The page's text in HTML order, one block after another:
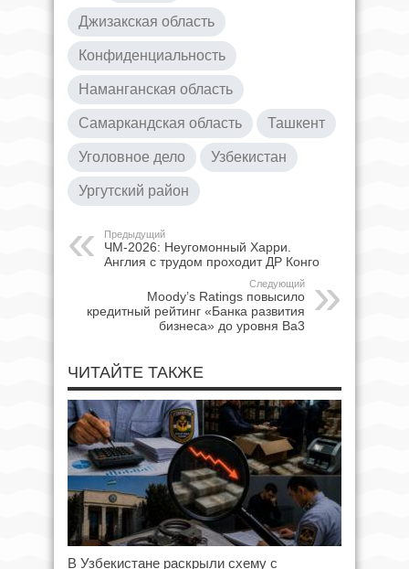
Джизакская область
Конфиденциальность
Наманганская область
Самаркандская область Ташкент
Уголовное дело Узбекистан
Ургутский район
Предыдущий
ЧМ-2026: Неугомонный Харри.
Англия с трудом проходит ДР Конго
Следующий
Moody’s Ratings повысило
кредитный рейтинг «Банка развития
бизнеса» до уровня Ba3
ЧИТАЙТЕ ТАКЖЕ
В Узбекистане раскрыли схему с